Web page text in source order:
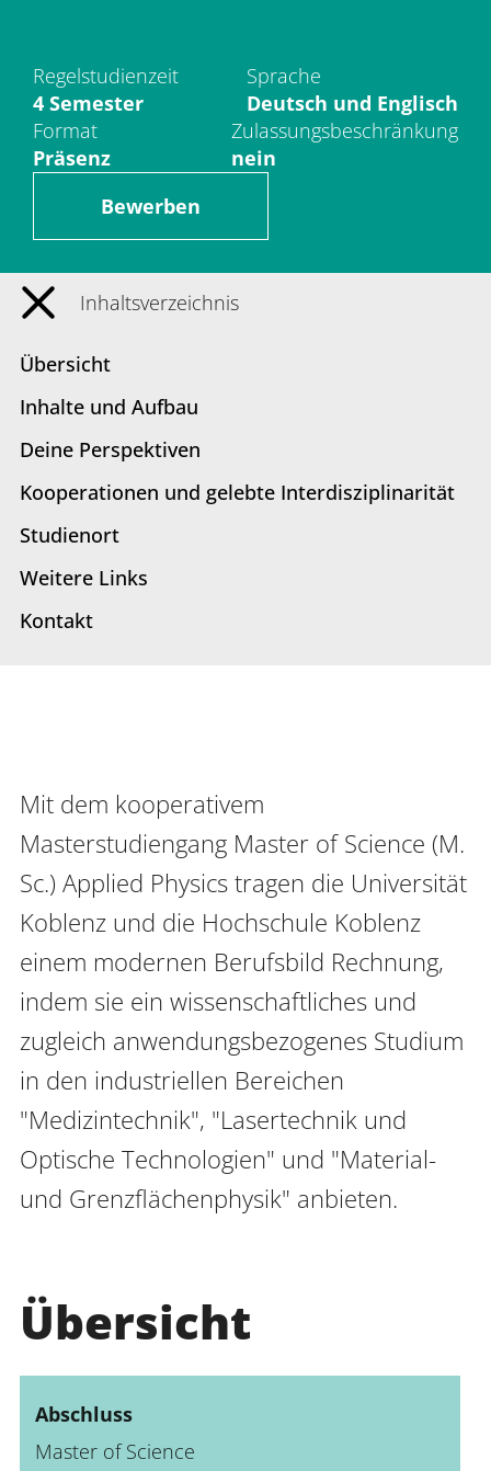
Regelstudienzeit
4 Semester
Sprache
Deutsch und Englisch
Format
Präsenz
Zulassungsbeschränkung
nein
Bewerben
Inhaltsverzeichnis
Übersicht
Inhalte und Aufbau
Deine Perspektiven
Kooperationen und gelebte Interdisziplinarität
Studienort
Weitere Links
Kontakt
Mit dem kooperativem
Masterstudiengang Master of Science (M.
Sc.) Applied Physics tragen die Universität
Koblenz und die Hochschule Koblenz
einem modernen Berufsbild Rechnung,
indem sie ein wissenschaftliches und
zugleich anwendungsbezogenes Studium
in den industriellen Bereichen
"Medizintechnik", "Lasertechnik und
Optische Technologien" und "Material-
und Grenzflächenphysik" anbieten.
Übersicht
Abschluss
Master of Science
Fachbereiche
Philologie / Kulturwissenschaften
Mathematik / Naturwissenschaften
Interdisziplinäres Forschungs-,
Graduiertenförderungs- und
Personalentwicklungszentrum
Interdisziplinäres Karriere- und
Zentrum für Lehrkräftebildung
Zentrum für Fernstudien und
Universitäre Weiterbildung
Medientechnologien
Anmelden Impressum Datenschutz